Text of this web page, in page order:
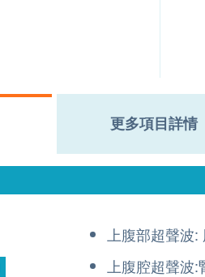
更多項目詳情
上腹部超聲波:
上腹腔超聲波: